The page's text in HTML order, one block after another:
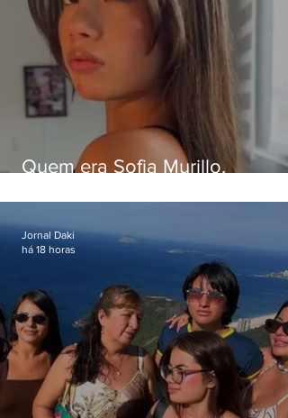
Quem era Sofia Murillo,
em queda de helicóptero no
Jornal Daki
há 18 horas